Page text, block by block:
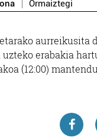
Ormaiztegi
aurreikusita
erabakia
(12:00)